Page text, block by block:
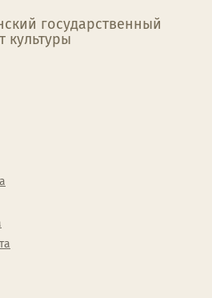
государственный
культуры